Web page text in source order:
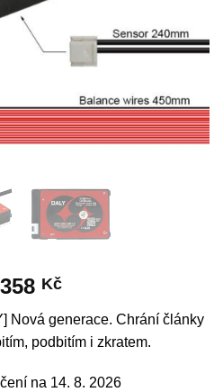
Kč
Nová generace. Chrání články
podbitím i zkratem.
na 14. 8. 2026